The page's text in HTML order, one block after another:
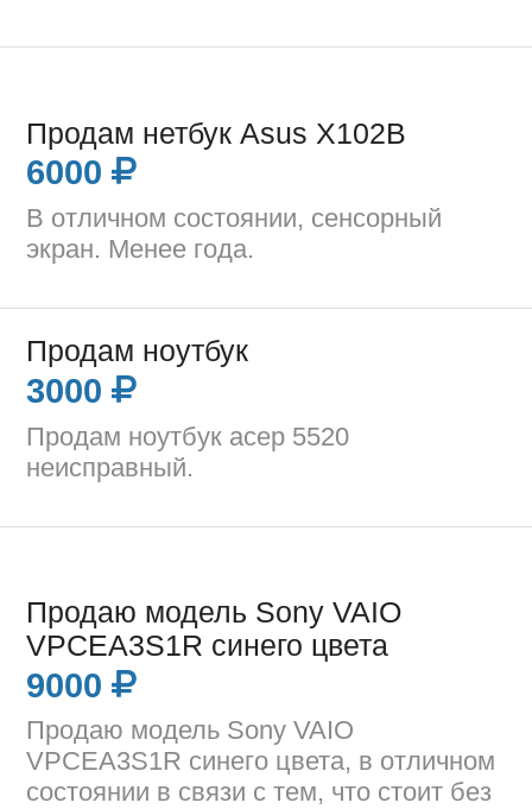
Продам нетбук Asus X102B
6000
В отличном состоянии, сенсорный
экран. Менее года.
Продам ноутбук
3000
Продам ноутбук асер 5520
неисправный.
Продаю модель Sony VAIO
VPCEA3S1R синего цвета
9000
Продаю модель Sony VAIO
VPCEA3S1R синего цвета, в отличном
состоянии в связи с тем, что стоит без